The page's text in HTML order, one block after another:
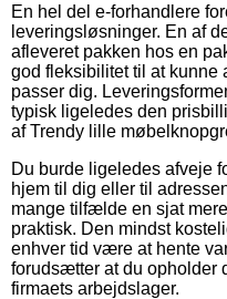
En hel del e-forhandlere
leveringsløsninger. En af
afleveret pakken hos en
god fleksibilitet til at kunne
passer dig.
typisk ligeledes den
af Trendy lille
Du burde ligeledes afveje
hjem til dig eller til
mange tilfælde en sjat
praktisk. Den mindst
enhver tid være at hente
forudsætter at du opholder
firmaets arbejdslager.